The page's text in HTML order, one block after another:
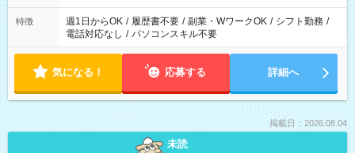
特徴 週1日からOK / 履歴書不要 / 副業・WワークOK / シフト勤務 /
電話対応なし / パソコンスキル不要
気になる！ 応募する 詳細へ
掲載日：2026.08.04
未読